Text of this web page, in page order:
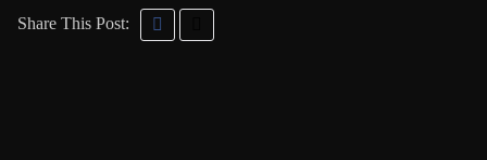
Share This Post: